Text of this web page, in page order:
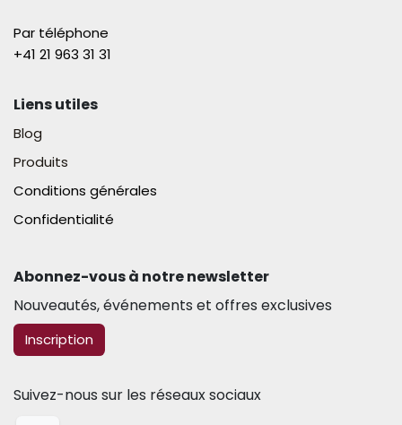
Par téléphone
+41 21 963 31 31​
Liens utiles
Blog
Produits
Conditions générales
Confidentialité
Abonnez-vous à notre newsletter​
Nouveautés, événements et offres exclusives
​​​​Inscription
Suivez-nous sur les réseaux sociaux